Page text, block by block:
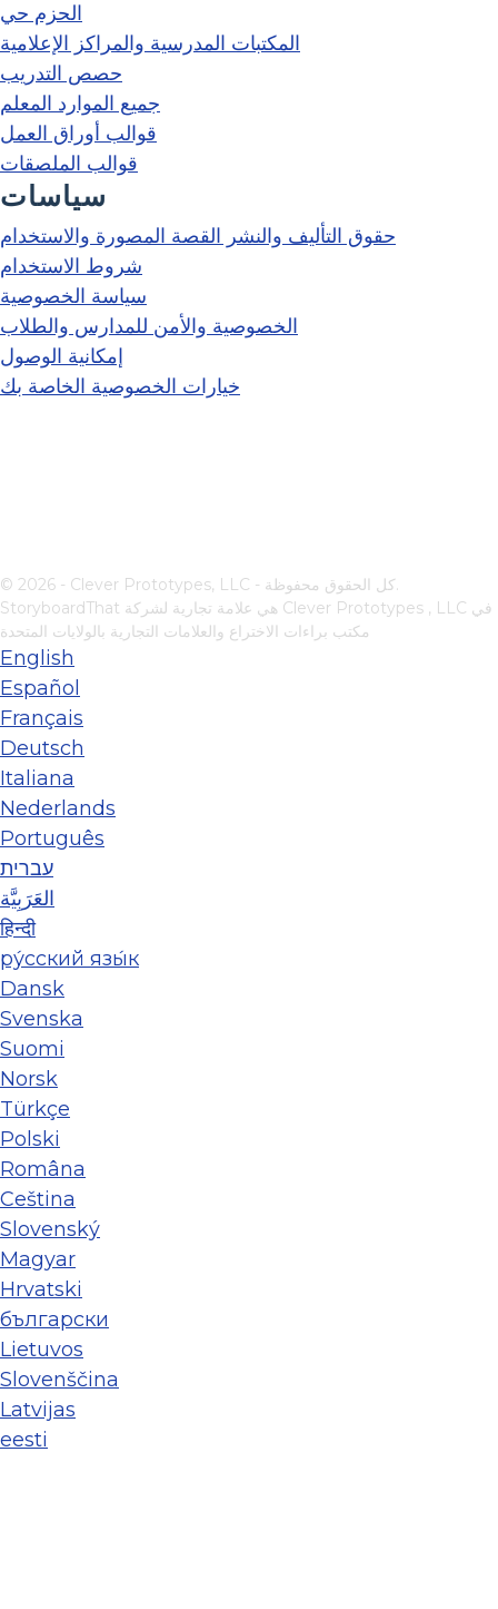
الحزم حي
المكتبات المدرسية والمراكز الإعلامية
حصص التدريب
جميع الموارد المعلم
قوالب أوراق العمل
قوالب الملصقات
سياسات
حقوق التأليف والنشر القصة المصورة والاستخدام
شروط الاستخدام
سياسة الخصوصية
الخصوصية والأمن للمدارس والطلاب
إمكانية الوصول
خيارات الخصوصية الخاصة بك
© 2026 - Clever Prototypes, LLC - كل الحقوق محفوظة.
Clever Prototypes , LLC
مكتب براءات الاختراع والعلامات التجارية بالولايات المتحدة
English
Español
Français
Deutsch
Italiana
Nederlands
Português
עברית
العَرَبِيَّة
हिन्दी
ру́сский язы́к
Dansk
Svenska
Suomi
Norsk
Türkçe
Polski
Româna
Ceština
Slovenský
Magyar
Hrvatski
български
Lietuvos
Slovenščina
Latvijas
eesti